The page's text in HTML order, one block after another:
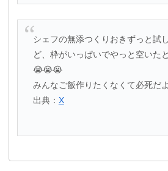
シェフの無添つくりおきずっと試
ど、枠がいっぱいでやっと空いた
😭😭😭
みんなご飯作りたくなくて必死だ
出典： X